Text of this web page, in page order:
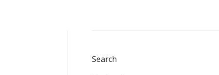
Search